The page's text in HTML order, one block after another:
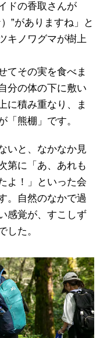
ドの香取さんが
”がありますね」と
キノワグマが樹上
てその実を食べま
分の体の下に敷い
に積み重なり、ま
「熊棚」です。
いと、なかなか見
第に「あ、あれも
よ！」といった会
。自然のなかで過
感覚が、すこしず
した。